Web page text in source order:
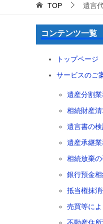
TOP 遺言
コンテンツ一覧
トップページ
サービスのご
遺産分割業
相続財産
遺言書の
遺産承継業
相続放棄の
銀行預金相
抵当権抹
売買等に
不動産住